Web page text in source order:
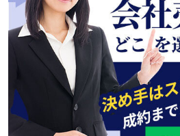
中小企業の会社売却にかかる税
中小企業のM&A・会社売却の成
中小企業の会社売却でM&A仲
酬の目安
中小企業の会社売却を成功に導
中小企業の会社売却のメリット
中小企業の会社売却のデメリッ